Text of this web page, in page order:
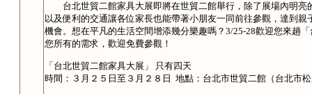
台北世貿二館家具大展即將在世貿二館舉行，除了展場內明亮
以及便利的交通讓各位家長也能帶著小朋友一同前往參觀，達到
機會。想在平凡的生活空間增添幾分樂趣嗎？3/25-28歡迎您來趟
您所有的需求，歡迎免費參觀！
「台北世貿二館家具大展」 只有四天
時間：３月２５日至３月２８日 地點：台北市世貿二館（台北市